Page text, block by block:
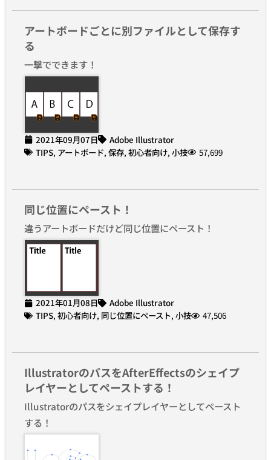
アートボードごとに別ファイルとして保存す
る
一撃でできます！
2021年09月07日
Adobe Illustrator
TIPS, アートボード, 保存, 初心者向け, 小技 57,699
同じ位置にペースト！
違うアートボードだけど同じ位置にペースト！
2021年01月08日
Adobe Illustrator
TIPS, 初心者向け, 同じ位置にペースト, 小技 47,506
IllustratorのパスをAfterEffectsのシェイプ
レイヤーとしてペーストする！
Illustratorのパスをシェイプレイヤーとしてペースト
する！